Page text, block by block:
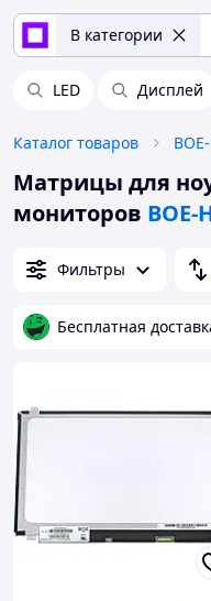
В категории
LED Дисплей
Каталог товаров
Матрицы для
мониторов BOE-
Фильтры
Бесплатная